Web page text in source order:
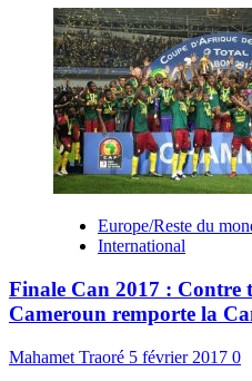
Europe/Reste du
International
Finale Can 2017 : Contre
Cameroun remporte la
Mahamet Traoré 5 février 2017 0